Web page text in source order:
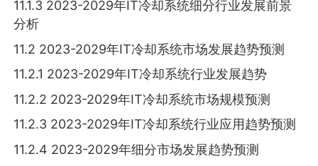
11.1.3 2023-2029年IT冷却系统细分行业发展前景
分析
11.2 2023-2029年IT冷却系统市场发展趋势预测
11.2.1 2023-2029年IT冷却系统行业发展趋势
11.2.2 2023-2029年IT冷却系统市场规模预测
11.2.3 2023-2029年IT冷却系统行业应用趋势预测
11.2.4 2023-2029年细分市场发展趋势预测